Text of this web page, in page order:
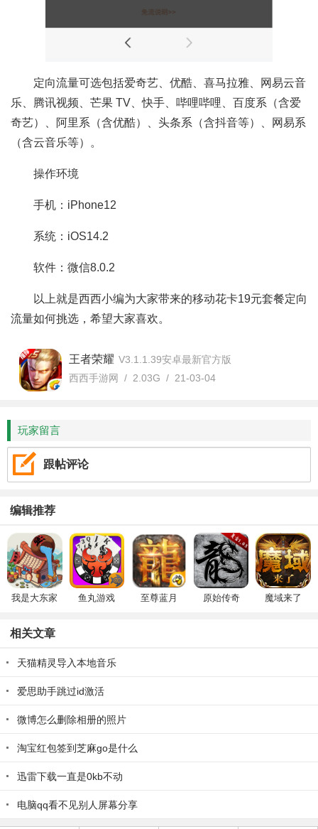
定向流量可选包括爱奇艺、优酷、喜马拉雅、网易云音
乐、腾讯视频、芒果 TV、快手、哔哩哔哩、百度系（含爱
奇艺）、阿里系（含优酷）、头条系（含抖音等）、网易系
（含云音乐等）。
操作环境
手机：iPhone12
系统：iOS14.2
软件：微信8.0.2
以上就是西西小编为大家带来的移动花卡19元套餐定向
流量如何挑选，希望大家喜欢。
王者荣耀 V3.1.1.39安卓最新官方版
西西手游网 / 2.03G / 21-03-04
玩家留言
跟帖评论
编辑推荐
我是大东家 鱼丸游戏 至尊蓝月 原始传奇 魔域来了
相关文章
天猫精灵导入本地音乐
爱思助手跳过id激活
微博怎么删除相册的照片
淘宝红包签到芝麻go是什么
迅雷下载一直是0kb不动
电脑qq看不见别人屏幕分享